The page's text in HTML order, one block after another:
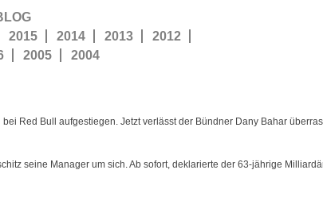
2015 2014 2013
2012
2005 2004
Red Bull aufgestiegen. Jetzt verlässt der Bündner Dany Bahar
seine Manager um sich. Ab sofort, deklarierte der 63-jährige